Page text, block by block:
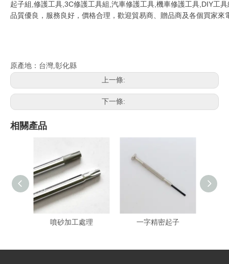
起子組,修護工具,3C修護工具組,汽車修護工具,機車修護工具,DIY工
品質優良，服務良好，價格合理，歡迎貿易商、贈品商及各個買家來
原產地：台灣,彰化縣
上一條:
下一條:
相關產品
噴砂加工處理 一字精密起子